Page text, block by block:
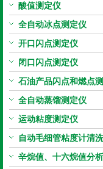
酸值测定仪
全自动冰点测定仪
开口闪点测定仪
闭口闪点测定仪
石油产品闪点和燃点
全自动蒸馏测定仪
运动粘度测定仪
自动毛细管粘度计清
辛烷值、十六烷值分